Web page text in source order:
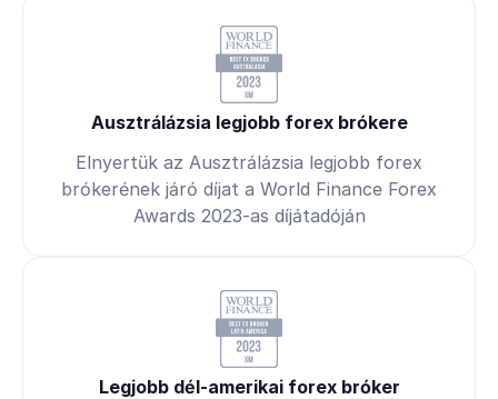
Ausztrálázsia legjobb forex brókere
Elnyertük az Ausztrálázsia legjobb forex
brókerének járó díjat a World Finance Forex
Awards 2023-as díjátadóján
Legjobb dél-amerikai forex bróker